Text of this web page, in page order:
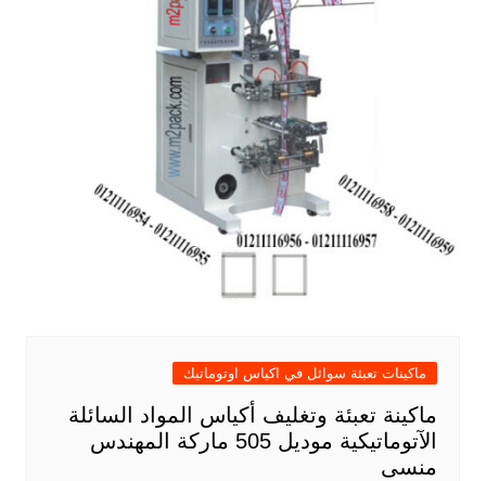
ماكينات تعبئة سوائل في اكياس اوتوماتيك
ماكينة تعبئة وتغليف أكياس المواد السائلة
الآتوماتيكية موديل 505 ماركة المهندس
منسى